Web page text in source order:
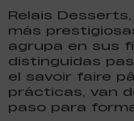
Relais
más
agrupa en sus
distinguidas
el savoir faire
prácticas, van
paso para